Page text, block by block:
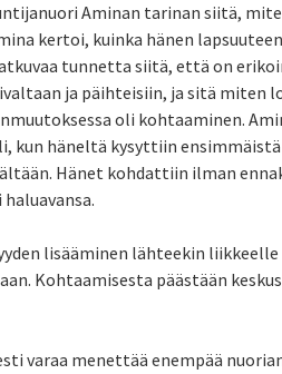
Aminan tarinan siitä,
kertoi, kuinka hänen
tunnetta siitä, että on
ja päihteisiin, ja sitä miten
oli kohtaaminen.
kun häneltä kysyttiin
Hänet kohdattiin ilman
lisääminen lähteekin
Kohtaamisesta päästään
varaa menettää enempää